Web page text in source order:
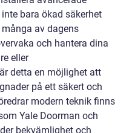
bara ökad säkerhet
av dagens
och hantera dina
eller
detta en möjlighet att
på ett säkert och
modern teknik finns
Yale Doorman och
bekvämlighet och